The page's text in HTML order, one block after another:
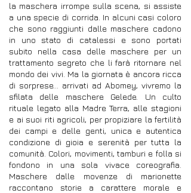
la maschera irrompe sulla scena, si assiste
a una specie di corrida. In alcuni casi coloro
che sono raggiunti dalle maschere cadono
in uno stato di catalessi e sono portati
subito nella casa delle maschere per un
trattamento segreto che li farà ritornare nel
mondo dei vivi. Ma la giornata è ancora ricca
di sorprese… arrivati ad Abomey, vivremo la
sfilata delle maschere Gelede. Un culto
rituale legato alla Madre Terra, alle stagioni
e ai suoi riti agricoli, per propiziare la fertilità
dei campi e delle genti, unica e autentica
condizione di gioia e serenità per tutta la
comunità. Colori, movimenti, tamburi e folla si
fondono in una sola vivace coreografia.
Maschere dalle movenze di marionette
raccontano storie a carattere morale e